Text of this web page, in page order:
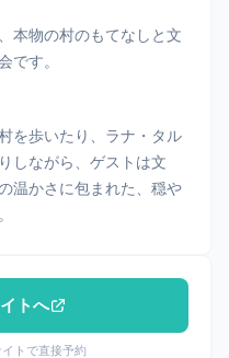
本物の村のもてなしと文
です。
を歩いたり、ラナ・タル
しながら、ゲストは文
温かさに包まれた、穏や
トへ
トで直接予約